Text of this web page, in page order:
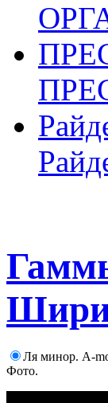
Ля минор. А-
Фото.